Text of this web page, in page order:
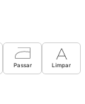
Passar Limpar